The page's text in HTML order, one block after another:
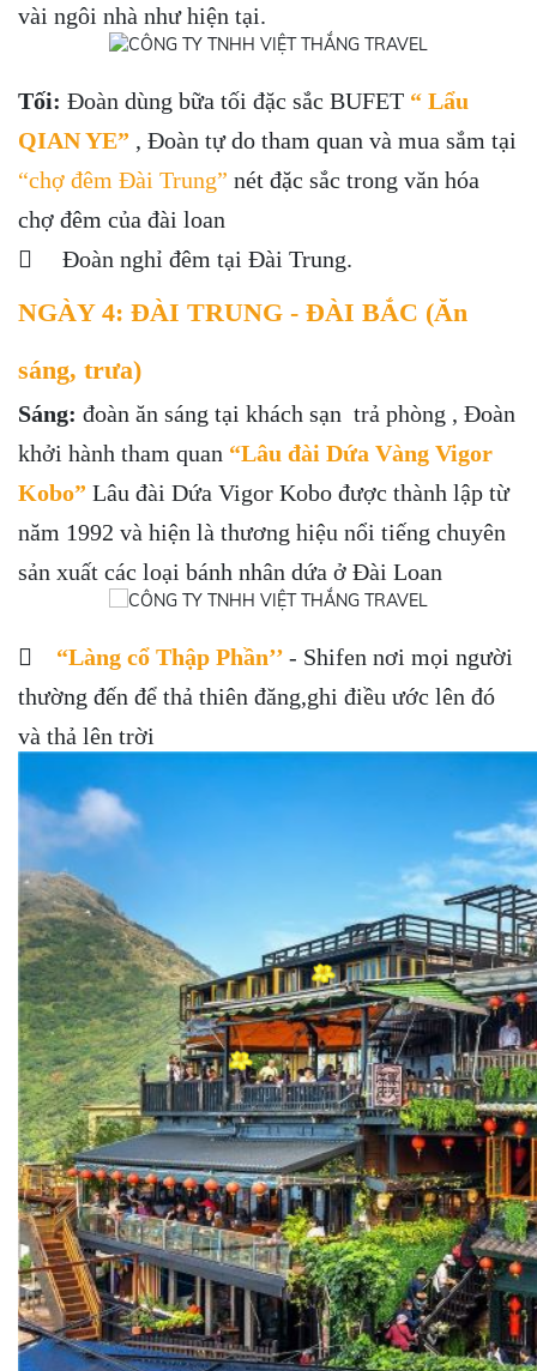
vài ngôi nhà như hiện tại.
Tối: Đoàn dùng bữa tối đặc sắc BUFET “ Lẩu
QIAN YE” , Đoàn tự do tham quan và mua sắm tại
“chợ đêm Đài Trung” nét đặc sắc trong văn hóa
chợ đêm của đài loan
 Đoàn nghỉ đêm tại Đài Trung.
NGÀY 4: ĐÀI TRUNG - ĐÀI BẮC (Ăn
sáng, trưa)
Sáng: đoàn ăn sáng tại khách sạn trả phòng , Đoàn
khởi hành tham quan “Lâu đài Dứa Vàng Vigor
Kobo” Lâu đài Dứa Vigor Kobo được thành lập từ
năm 1992 và hiện là thương hiệu nổi tiếng chuyên
sản xuất các loại bánh nhân dứa ở Đài Loan
 “Làng cổ Thập Phần’’ - Shifen nơi mọi người
thường đến để thả thiên đăng,ghi điều ước lên đó
và thả lên trời